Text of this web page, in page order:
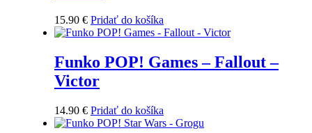
15.90 € Pridať do košíka
Funko POP! Games – Fallout –
Victor
14.90 € Pridať do košíka